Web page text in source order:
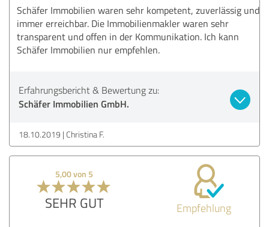
Schäfer Immobilien waren sehr kompetent, zuverlässig und
immer erreichbar. Die Immobilienmakler waren sehr
transparent und offen in der Kommunikation. Ich kann
Schäfer Immobilien nur empfehlen.
Erfahrungsbericht & Bewertung zu:
Schäfer Immobilien GmbH.
18.10.2019 Christina F.
5,00 von 5
SEHR GUT Empfehlung